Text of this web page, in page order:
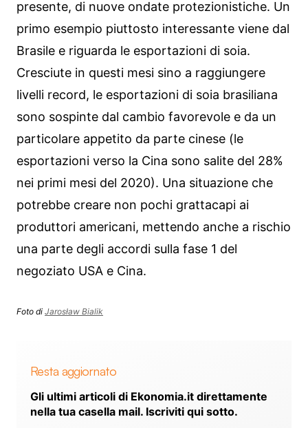
presente, di nuove ondate protezionistiche. Un
primo esempio piuttosto interessante viene dal
Brasile e riguarda le esportazioni di soia.
Cresciute in questi mesi sino a raggiungere
livelli record, le esportazioni di soia brasiliana
sono sospinte dal cambio favorevole e da un
particolare appetito da parte cinese (le
esportazioni verso la Cina sono salite del 28%
nei primi mesi del 2020). Una situazione che
potrebbe creare non pochi grattacapi ai
produttori americani, mettendo anche a rischio
una parte degli accordi sulla fase 1 del
negoziato USA e Cina.
Foto di Jarosław Bialik
Resta aggiornato
Gli ultimi articoli di Ekonomia.it direttamente
nella tua casella mail. Iscriviti qui sotto.